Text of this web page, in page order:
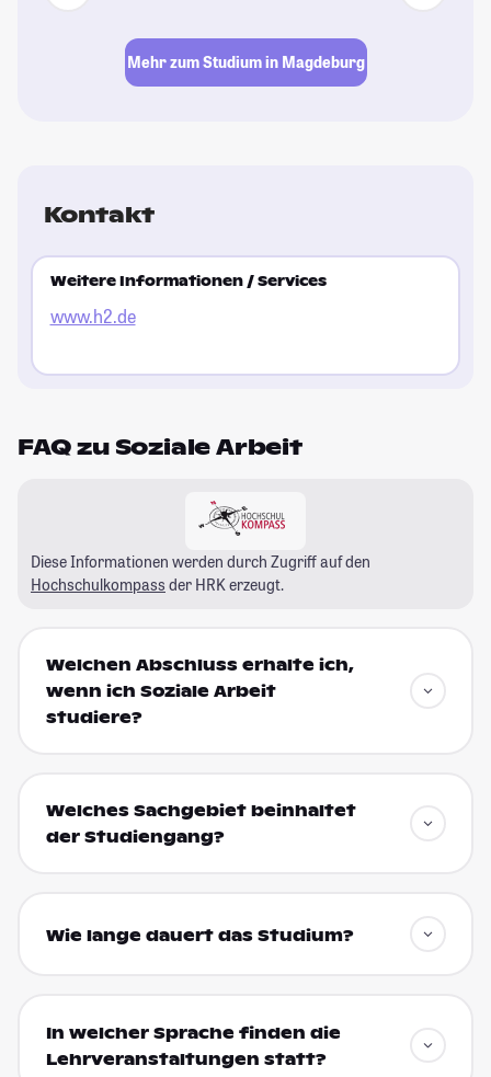
Mehr zum Studium in Magdeburg
Kontakt
Weitere Informationen / Services
www.h2.de
FAQ zu Soziale Arbeit
Diese Informationen werden durch Zugriff auf den
Hochschulkompass der HRK erzeugt.
Welchen Abschluss erhalte ich,
wenn ich Soziale Arbeit
studiere?
Welches Sachgebiet beinhaltet
der Studiengang?
Wie lange dauert das Studium?
In welcher Sprache finden die
Lehrveranstaltungen statt?